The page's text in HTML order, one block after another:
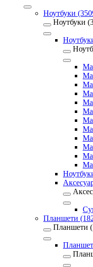
Ноутбуки
Ноутбуки
Планшети
Планшети